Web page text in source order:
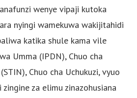
wenye vipaji kutoka
nyingi wamekuwa wakijitahidi
katika shule kama vile
Umma (IPDN), Chuo cha
Chuo cha Uchukuzi, vyuo
za elimu zinazohusiana